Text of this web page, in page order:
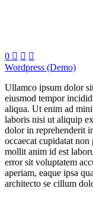
0   
Wordpress (Demo)
Ullamco ipsum dolor
eiusmod tempor
aliqua. Ut enim ad
laboris nisi ut aliquip
dolor in reprehenderit
occaecat cupidatat
mollit anim id est
error sit voluptatem
aperiam, eaque ipsa
architecto se cillum